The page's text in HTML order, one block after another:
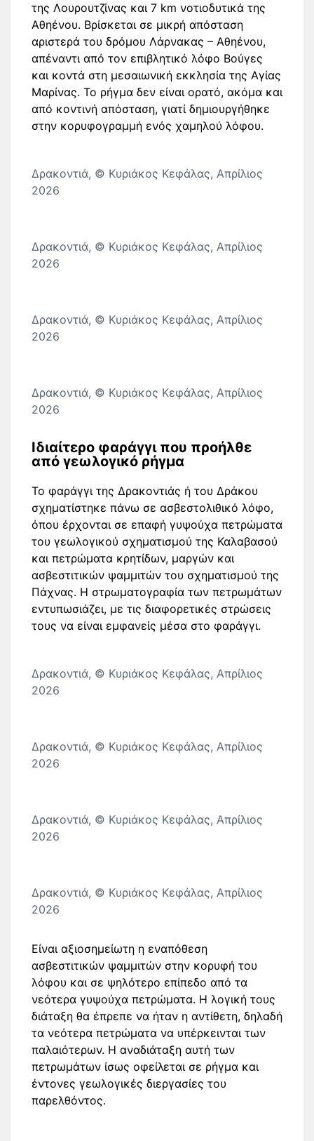
της Λουρουτζίνας και 7 km νοτιοδυτικά της
Αθηένου. Βρίσκεται σε μικρή απόσταση
αριστερά του δρόμου Λάρνακας – Αθηένου,
απέναντι από τον επιβλητικό λόφο Βούγες
και κοντά στη μεσαιωνική εκκλησία της Αγίας
Μαρίνας. Το ρήγμα δεν είναι ορατό, ακόμα και
από κοντινή απόσταση, γιατί δημιουργήθηκε
στην κορυφογραμμή ενός χαμηλού λόφου.
Δρακοντιά, © Κυριάκος Κεφάλας, Απρίλιος
2026
Δρακοντιά, © Κυριάκος Κεφάλας, Απρίλιος
2026
Δρακοντιά, © Κυριάκος Κεφάλας, Απρίλιος
2026
Δρακοντιά, © Κυριάκος Κεφάλας, Απρίλιος
2026
Ιδιαίτερο φαράγγι που προήλθε
από γεωλογικό ρήγμα
Το φαράγγι της Δρακοντιάς ή του Δράκου
σχηματίστηκε πάνω σε ασβεστολιθικό λόφο,
όπου έρχονται σε επαφή γυψούχα πετρώματα
του γεωλογικού σχηματισμού της Καλαβασού
και πετρώματα κρητίδων, μαργών και
ασβεστιτικών ψαμμιτών του σχηματισμού της
Πάχνας. Η στρωματογραφία των πετρωμάτων
εντυπωσιάζει, με τις διαφορετικές στρώσεις
τους να είναι εμφανείς μέσα στο φαράγγι.
Δρακοντιά, © Κυριάκος Κεφάλας, Απρίλιος
2026
Δρακοντιά, © Κυριάκος Κεφάλας, Απρίλιος
2026
Δρακοντιά, © Κυριάκος Κεφάλας, Απρίλιος
2026
Δρακοντιά, © Κυριάκος Κεφάλας, Απρίλιος
2026
Είναι αξιοσημείωτη η εναπόθεση
ασβεστιτικών ψαμμιτών στην κορυφή του
λόφου και σε ψηλότερο επίπεδο από τα
νεότερα γυψούχα πετρώματα. Η λογική τους
διάταξη θα έπρεπε να ήταν η αντίθετη, δηλαδή
τα νεότερα πετρώματα να υπέρκεινται των
παλαιότερων. Η αναδιάταξη αυτή των
πετρωμάτων ίσως οφείλεται σε ρήγμα και
έντονες γεωλογικές διεργασίες του
παρελθόντος.